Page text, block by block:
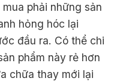
phải những sản
hỏng hóc lại
đầu ra. Có thể chi
phẩm này rẻ hơn
chữa thay mới lại